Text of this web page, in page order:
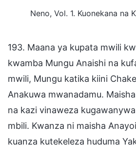
Neno, Vol. 1. Kuonekana na
193. Maana ya kupata mwili
kwamba Mungu Anaishi na
mwili, Mungu katika kiini
Anakuwa mwanadamu.
na kazi vinaweza
mbili. Kwanza ni maisha
kuanza kutekeleza huduma